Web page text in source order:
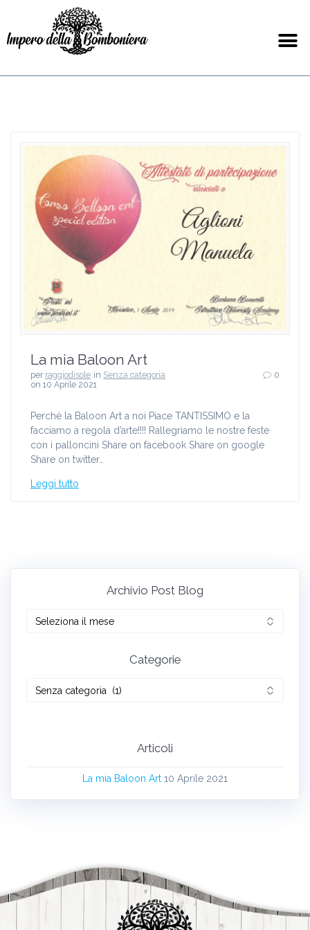
La mia Baloon Art
per raggiodisole in Senza categoria
on 10 Aprile 2021
0
Perchè la Baloon Art a noi Piace TANTISSIMO e la
facciamo a regola d’arte!!!! Rallegriamo le nostre feste
con i palloncini Share on facebook Share on google
Share on twitter…
Leggi tutto
Archivio Post Blog
Categorie
Articoli
La mia Baloon Art 10 Aprile 2021